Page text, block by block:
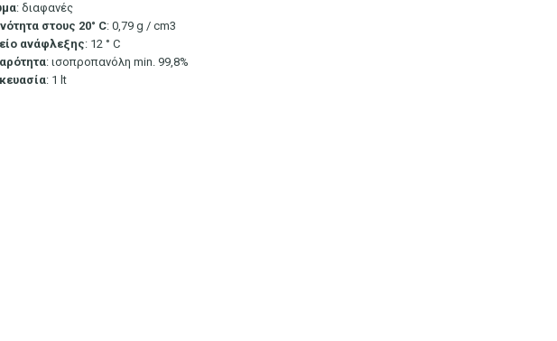
: διαφανές
στους 20° C: 0,79 g / cm3
ανάφλεξης: 12 ° C
: ισοπροπανόλη min. 99,8%
: 1 lt